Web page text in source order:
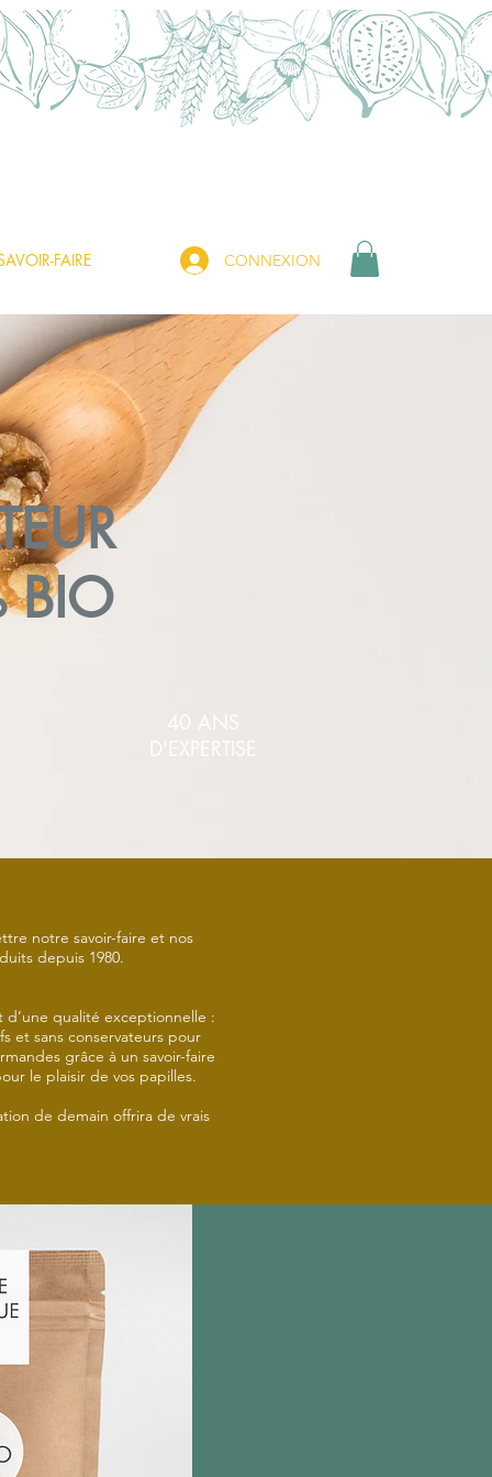
FAIRE CONNEXION
BIO
40 ANS
D'EXPERTISE
notre savoir-faire et nos
depuis 1980.
d’une qualité exceptionnelle :
et sans conservateurs pour
grâce à un savoir-faire
le plaisir de vos papilles.
de demain offrira de vrais